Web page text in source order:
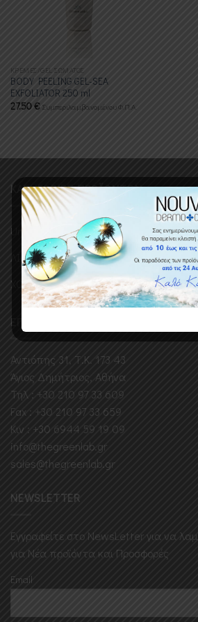
ΚΡΕΜΕΣ/GEL ΣΩΜΑΤΟΣ
BODY PEELING GEL-SEA
EXFOLIATOR 250 ml
27.50€ Συμπεριλαμβανομένου Φ.Π.Α.
ΚΑΤΗΓΟΡΙΕΣ ΠΡΟΪΟΝΤΩΝ
Uncategorized
ΛΙΑΝΙΚΗ
ΧΟΝΔΡΙΚΗ
ΕΠΙΚΟΙΝΩΝΗΣΤΕ ΜΑΖΙ ΜΑΣ
Αντιόπης 31, Τ.Κ. 173 43
Άγιος Δημήτριος, Αθήνα
Τηλ : +30 210 97 33 609
Fax : +30 210 97 33 659
Κιν : +30 6944 59 19 09
info@thegreenlab.gr
sales@thegreenlab.gr
NEWSLETTER
Εγγραφείτε στο ΝewsLetter για να
για Νέα προϊόντα και Προσφορές
Email